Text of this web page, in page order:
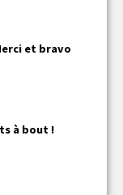
et bravo
à bout !